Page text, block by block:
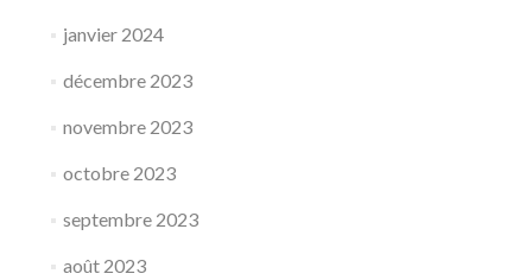
janvier 2024
décembre 2023
novembre 2023
octobre 2023
septembre 2023
août 2023